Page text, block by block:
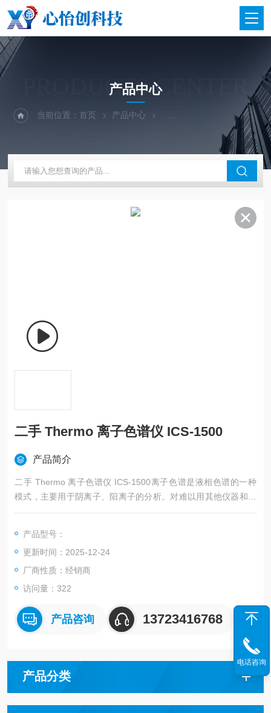
PRODUCTS CENTER
产品中心
当前位置：首页 产品中心 二手仪器-光谱-色谱-质谱
二手 Thermo 离子色谱仪 ICS-1500
产品简介
二手 Thermo 离子色谱仪 ICS-1500离子色谱是液相色谱的一种
模式，主要用于阴离子、阳离子的分析。对难以用其他仪器和方
法分析的常见阴离子、阳离子、有机酸和有机胺类等组分的分
组分的突出优点。
产品型号：
更新时间：2025-12-24
厂商性质：经销商
访问量：322
产品咨询 13723416768
产品分类
电话咨询